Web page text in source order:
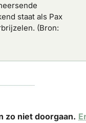
staat als Pax
(Bron:
zo niet doorgaan.